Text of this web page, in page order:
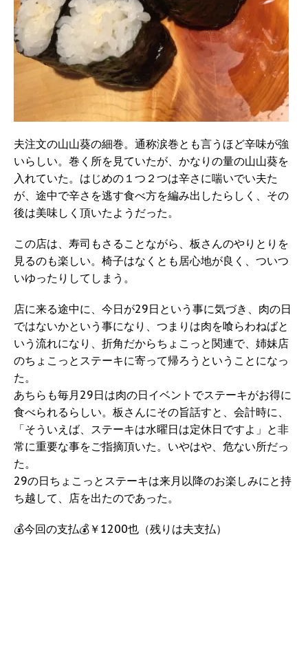
夫注文の山山葵の細巻。通称涙巻とも言うほど辛味が強
いらしい。巻く所を見ていたが、かなりの量の山山葵を
入れていた。はじめの１つ２つは辛さに喘いでい夫た
が、途中で辛さを逃す食べ方を編み出したらしく、その
後は美味しく頂いたようだった。
この店は、寿司もさることながら、板さんのやりとりを
見るのも楽しい。椅子はなくとも居心地が良く、ついつ
いゆったりしてしまう。
店に来る途中に、今日が29日という事に気づき、肉の日
ではないかという事になり、つまりは肉を喰らわねばと
いう流れになり、折角だからちょこっと関連で、姉妹店
のちょこっとステーキに寄って帰ろうということになっ
た。
あちらも毎月29日は肉の日イベントでステーキがお得に
食べられるらしい。板さんにその旨話すと、会計時に、
「そういえば、ステーキは水曜日は定休日ですよ」と非
常に重要な事をご指摘頂いた。いやはや、危ない所だっ
た。
29の日ちょこっとステーキは来月以降のお楽しみにと持
ち越して、店を出たのであった。
💰今回の支払💰￥1200也（残りは夫支払）